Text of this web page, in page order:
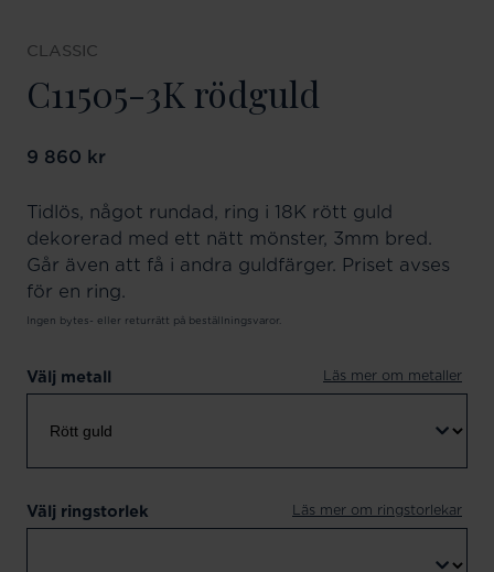
CLASSIC
C11505-3K rödguld
Pris:9 860 kr
9 860 kr
Tidlös, något rundad, ring i 18K rött guld
dekorerad med ett nätt mönster, 3mm bred.
Går även att få i andra guldfärger. Priset avses
för en ring.
Ingen bytes- eller returrätt på beställningsvaror.
Välj metall Läs mer om metaller
Välj ringstorlek Läs mer om ringstorlekar